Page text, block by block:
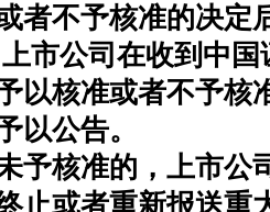
者不予核准的决定
公司在收到中国
以核准或者不予核
以公告。
核准的，上市公
止或者重新报送重